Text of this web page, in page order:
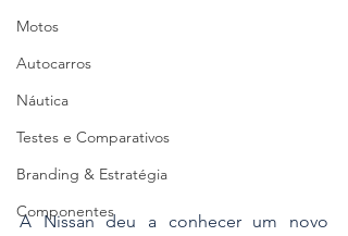
Motos
Autocarros
Náutica
Testes e Comparativos
Branding & Estratégia
Componentes
A Nissan deu a conhecer um novo